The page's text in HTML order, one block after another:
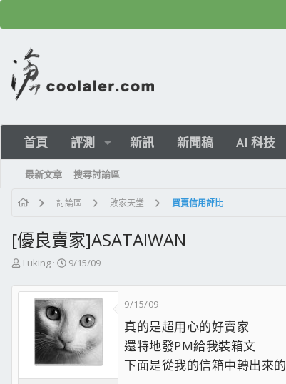
首頁 評測 新訊 新聞稿 AI 科技
最新文章 搜尋討論區
討論區 敗家天堂 買賣信用評比
[優良賣家]ASATAIWAN
主
發
Luking
開
日
9/15/09
9/15/09
真的是超用心的好賣家
還特地發PM給我裝箱文
下面是從我的信箱中轉出來的